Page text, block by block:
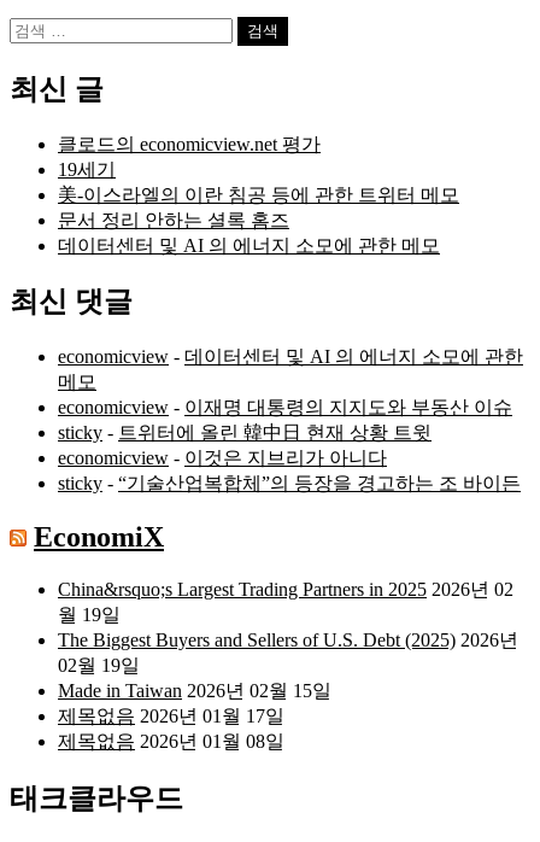
검
최신 글
클로드의 economicview.net 평가
19세기
美-이스라엘의 이란 침공 등에 관한 트위터 메모
문서 정리 안하는 셜록 홈즈
데이터센터 및 AI 의 에너지 소모에 관한 메모
최신 댓글
economicview - 데이터센터 및 AI 의 에너지 소모에 관한
메모
economicview - 이재명 대통령의 지지도와 부동산 이슈
sticky - 트위터에 올린 韓中日 현재 상황 트윗
economicview - 이것은 지브리가 아니다
sticky - “기술산업복합체”의 등장을 경고하는 조 바이든
EconomiX
China&rsquo;s Largest Trading Partners in 2025 2026년 02
월 19일
The Biggest Buyers and Sellers of U.S. Debt (2025) 2026년
02월 19일
Made in Taiwan 2026년 02월 15일
제목없음 2026년 01월 17일
제목없음 2026년 01월 08일
태크클라우드